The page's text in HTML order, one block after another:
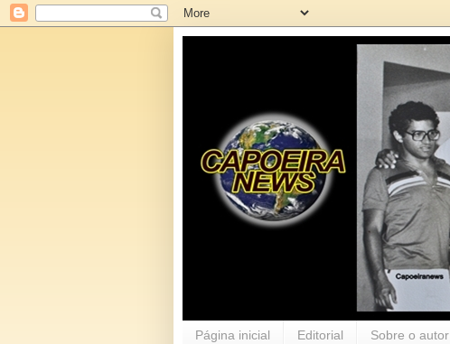
Página inicial Editorial Sobre o autor